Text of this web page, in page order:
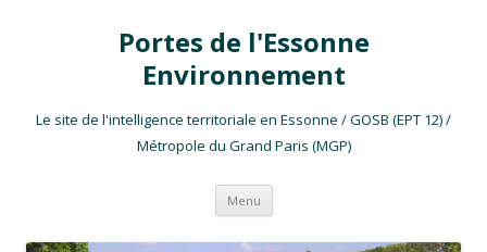
Portes de l'Essonne
Environnement
Le site de l'intelligence territoriale en Essonne / GOSB (EPT 12) /
Métropole du Grand Paris (MGP)
Menu Aller au contenu